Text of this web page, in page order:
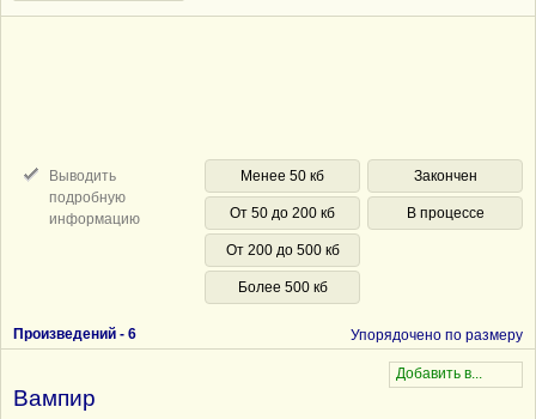
Выводить
подробную
информацию
Менее 50 кб
От 50 до 200 кб
От 200 до 500 кб
Более 500 кб
Закончен
В процессе
Произведений - 6 Упорядочено по размеру
Вампир